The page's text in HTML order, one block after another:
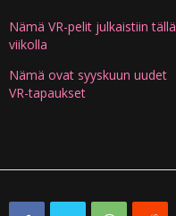
Nämä VR-pelit julkaistiin tällä
viikolla
Nämä ovat syyskuun uudet
VR-tapaukset